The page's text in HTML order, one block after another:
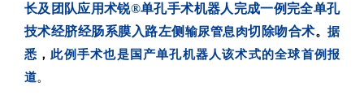
长及团队应用术锐®单孔手术机器人完成一例完全单孔
技术经脐经肠系膜入路左侧输尿管息肉切除吻合术。据
悉 ， 此例手术也是国产单孔机器人该术式的全球首例报
道。